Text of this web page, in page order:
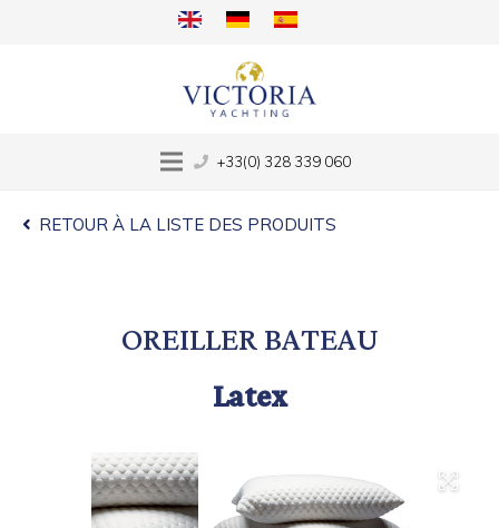
+33(0) 328 339 060
RETOUR À LA LISTE DES PRODUITS
OREILLER BATEAU
Latex